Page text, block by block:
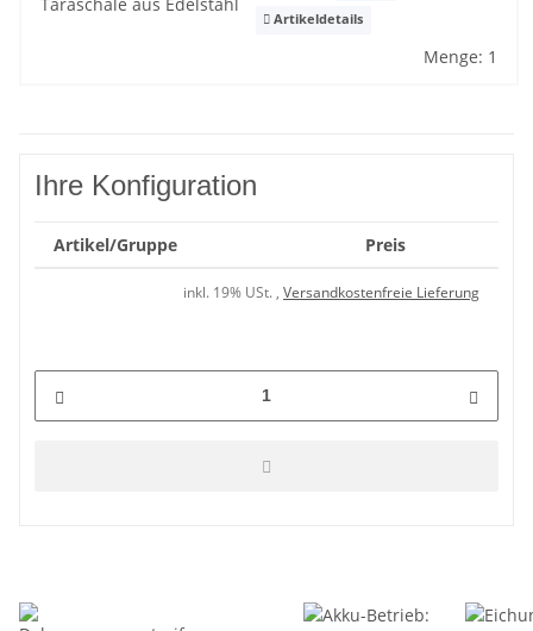
Artikeldetails
Menge: 1
Ihre Konfiguration
Artikel/Gruppe Preis
inkl. 19% USt. , Versandkostenfreie Lieferung